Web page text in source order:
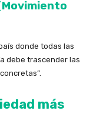
donde todas las
debe trascender las
más